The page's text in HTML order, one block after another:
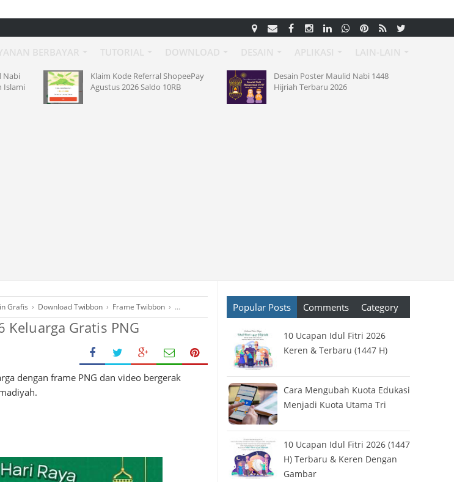
Nabi
Islami
Klaim Kode Referral ShopeePay
Agustus 2026 Saldo 10RB
Desain Poster Maulid Nabi 1448
Hijriah Terbaru 2026
Grafis › Download Twibbon › Frame Twibbon › Free Download ›FreeOnline›Hari Raya›Idul Fitri ›Link Twibbon
Keluarga Gratis PNG
dengan frame PNG dan video bergerak
Popular Posts Comments Category
10 Ucapan Idul Fitri 2026
Keren & Terbaru (1447 H)
Cara Mengubah Kuota Edukasi
Menjadi Kuota Utama Tri
10 Ucapan Idul Fitri 2026 (1447
H) Terbaru & Keren Dengan
Gambar